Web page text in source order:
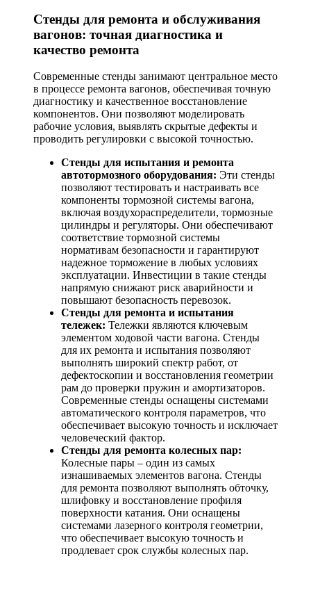
Стенды для ремонта и обслуживания
вагонов: точная диагностика и
качество ремонта
Современные стенды занимают центральное место
в процессе ремонта вагонов, обеспечивая точную
диагностику и качественное восстановление
компонентов. Они позволяют моделировать
рабочие условия, выявлять скрытые дефекты и
проводить регулировки с высокой точностью.
Стенды для испытания и ремонта
автотормозного оборудования: Эти стенды
позволяют тестировать и настраивать все
компоненты тормозной системы вагона,
включая воздухораспределители, тормозные
цилиндры и регуляторы. Они обеспечивают
соответствие тормозной системы
нормативам безопасности и гарантируют
надежное торможение в любых условиях
эксплуатации. Инвестиции в такие стенды
напрямую снижают риск аварийности и
повышают безопасность перевозок.
Стенды для ремонта и испытания
тележек: Тележки являются ключевым
элементом ходовой части вагона. Стенды
для их ремонта и испытания позволяют
выполнять широкий спектр работ, от
дефектоскопии и восстановления геометрии
рам до проверки пружин и амортизаторов.
Современные стенды оснащены системами
автоматического контроля параметров, что
обеспечивает высокую точность и исключает
человеческий фактор.
Стенды для ремонта колесных пар:
Колесные пары – один из самых
изнашиваемых элементов вагона. Стенды
для ремонта позволяют выполнять обточку,
шлифовку и восстановление профиля
поверхности катания. Они оснащены
системами лазерного контроля геометрии,
что обеспечивает высокую точность и
продлевает срок службы колесных пар.